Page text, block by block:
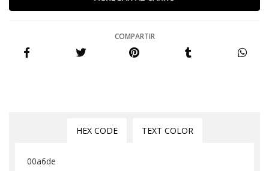
COMPARTIR
HEX CODE TEXT COLOR
00a6de